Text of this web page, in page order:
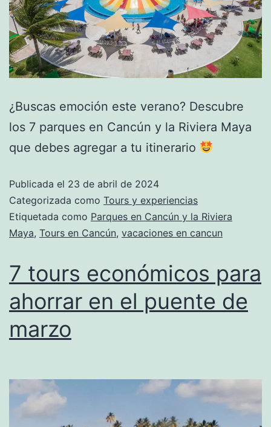
¿Buscas emoción este verano? Descubre
los 7 parques en Cancún y la Riviera Maya
que debes agregar a tu itinerario
Publicada el 23 de abril de 2024
Categorizada como Tours y experiencias
Etiquetada como Parques en Cancún y la Riviera
Maya, Tours en Cancún, vacaciones en cancun
7 tours económicos para
ahorrar en el puente de
marzo